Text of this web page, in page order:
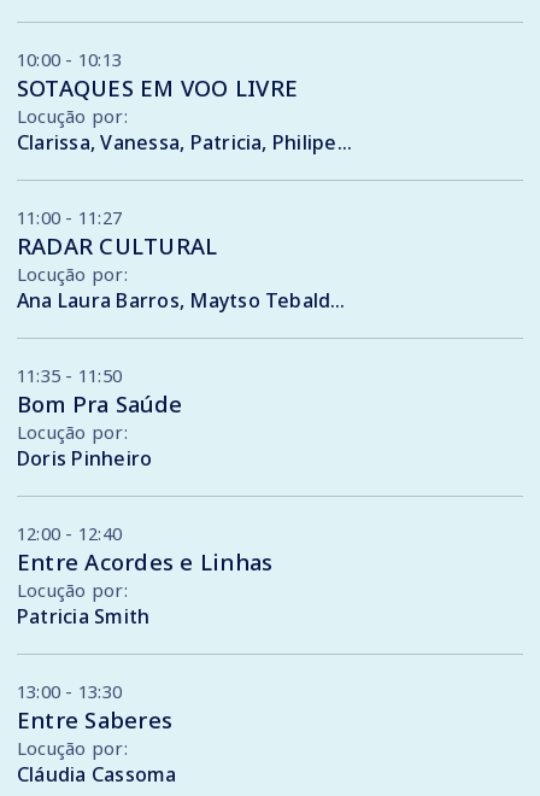
10:00 - 10:13
SOTAQUES EM VOO LIVRE
Locução por:
Clarissa, Vanessa, Patricia, Philipe, Augusto, Flávia, Gabriela, Monty, Gustavo , Sandra
11:00 - 11:27
RADAR CULTURAL
Locução por:
Ana Laura Barros, Maytso Tebalde, Emanuel Sá, Logan Batista, Nágila Evelyn, Evellyn Prestes, Mavi Rangel, Bartielson Barros, Débora Costa, Mary Vitória e Julia Cardoso
11:35 - 11:50
Bom Pra Saúde
Locução por:
Doris Pinheiro
12:00 - 12:40
Entre Acordes e Linhas
Locução por:
Patricia Smith
13:00 - 13:30
Entre Saberes
Locução por:
Cláudia Cassoma